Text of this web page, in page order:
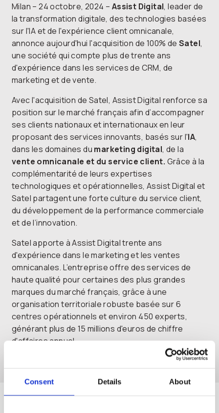
Consent Details About
Milan – 24 octobre, 2024 – Assist Digital, leader de
la transformation digitale, des technologies basées
sur l'IA et de l'expérience client omnicanale,
annonce aujourd'hui l'acquisition de 100% de Satel,
une société qui compte plus de trente ans
d'expérience dans les services de CRM, de
marketing et de vente.
Avec l'acquisition de Satel, Assist Digital renforce sa
position sur le marché français afin d’accompagner
ses clients nationaux et internationaux en leur
proposant des services innovants, basés sur l'IA,
dans les domaines du marketing digital, de la
vente omnicanale et du service client. Grâce à la
complémentarité de leurs expertises
technologiques et opérationnelles, Assist Digital et
Satel partagent une forte culture du service client,
du développement de la performance commerciale
et de l’innovation.
Satel apporte à Assist Digital trente ans
d'expérience dans le marketing et les ventes
omnicanales. L’entreprise offre des services de
haute qualité pour certaines des plus grandes
marques du marché français, grâce à une
organisation territoriale robuste basée sur 6
centres opérationnels et environ 450 experts,
générant plus de 15 millions d'euros de chiffre
d'affaires annuel.